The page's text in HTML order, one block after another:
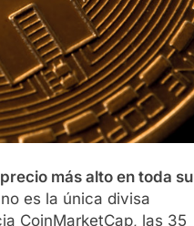
más alto en toda su
es la única divisa
CoinMarketCap, las 35